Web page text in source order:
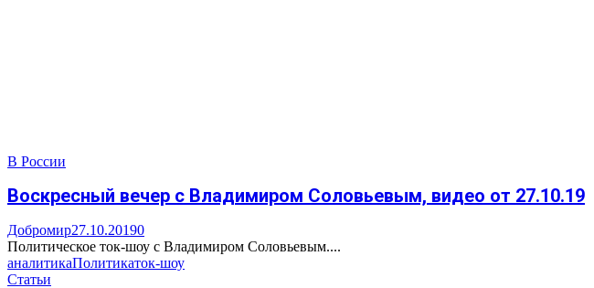
В России
Воскресный вечер с Владимиром Соловьевым, видео от 27.10.19
Добромир27.10.20190
Политическое ток-шоу с Владимиром Соловьевым....
аналитикаПолитикаток-шоу
Статьи